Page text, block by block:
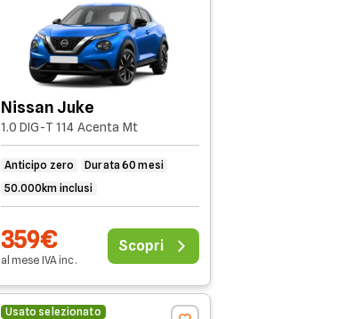
Nissan Juke
1.0 DIG-T 114 Acenta Mt
Anticipo zero
Durata 60 mesi
50.000km inclusi
359€
al mese IVAinc.
Scopri
Usato selezionato